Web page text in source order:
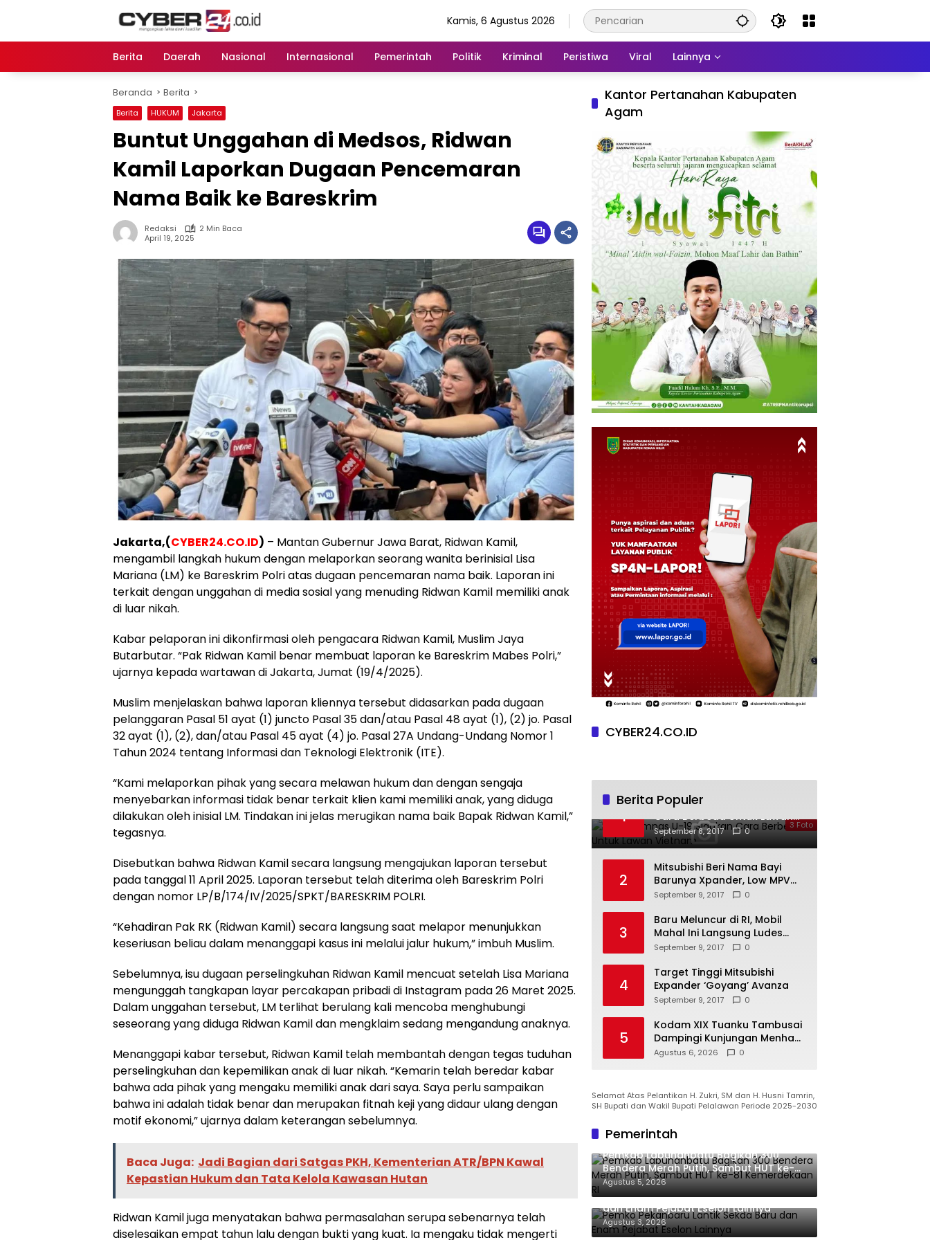
Kamis, 6 Agustus 2026
Berita Daerah Nasional Internasional Pemerintah Politik Kriminal Peristiwa Viral Lainnya
Beranda Berita
Berita HUKUM Jakarta
Buntut Unggahan di Medsos, Ridwan
Kamil Laporkan Dugaan Pencemaran
Nama Baik ke Bareskrim
Redaksi
2 Min Baca
April 19, 2025
Jakarta,(CYBER24.CO.ID) – Mantan Gubernur Jawa Barat, Ridwan Kamil,
mengambil langkah hukum dengan melaporkan seorang wanita berinisial Lisa
Mariana (LM) ke Bareskrim Polri atas dugaan pencemaran nama baik. Laporan ini
terkait dengan unggahan di media sosial yang menuding Ridwan Kamil memiliki anak
di luar nikah.
Kabar pelaporan ini dikonfirmasi oleh pengacara Ridwan Kamil, Muslim Jaya
Butarbutar. “Pak Ridwan Kamil benar membuat laporan ke Bareskrim Mabes Polri,”
ujarnya kepada wartawan di Jakarta, Jumat (19/4/2025).
Muslim menjelaskan bahwa laporan kliennya tersebut didasarkan pada dugaan
pelanggaran Pasal 51 ayat (1) juncto Pasal 35 dan/atau Pasal 48 ayat (1), (2) jo. Pasal
32 ayat (1), (2), dan/atau Pasal 45 ayat (4) jo. Pasal 27A Undang-Undang Nomor 1
Tahun 2024 tentang Informasi dan Teknologi Elektronik (ITE).
“Kami melaporkan pihak yang secara melawan hukum dan dengan sengaja
menyebarkan informasi tidak benar terkait klien kami memiliki anak, yang diduga
dilakukan oleh inisial LM. Tindakan ini jelas merugikan nama baik Bapak Ridwan Kamil,”
tegasnya.
Disebutkan bahwa Ridwan Kamil secara langsung mengajukan laporan tersebut
pada tanggal 11 April 2025. Laporan tersebut telah diterima oleh Bareskrim Polri
dengan nomor LP/B/174/IV/2025/SPKT/BARESKRIM POLRI.
“Kehadiran Pak RK (Ridwan Kamil) secara langsung saat melapor menunjukkan
keseriusan beliau dalam menanggapi kasus ini melalui jalur hukum,” imbuh Muslim.
Sebelumnya, isu dugaan perselingkuhan Ridwan Kamil mencuat setelah Lisa Mariana
mengunggah tangkapan layar percakapan pribadi di Instagram pada 26 Maret 2025.
Dalam unggahan tersebut, LM terlihat berulang kali mencoba menghubungi
seseorang yang diduga Ridwan Kamil dan mengklaim sedang mengandung anaknya.
Menanggapi kabar tersebut, Ridwan Kamil telah membantah dengan tegas tuduhan
perselingkuhan dan kepemilikan anak di luar nikah. “Kemarin telah beredar kabar
bahwa ada pihak yang mengaku memiliki anak dari saya. Saya perlu sampaikan
bahwa ini adalah tidak benar dan merupakan fitnah keji yang didaur ulang dengan
motif ekonomi,” ujarnya dalam keterangan sebelumnya.
Baca Juga: Jadi Bagian dari Satgas PKH, Kementerian ATR/BPN Kawal
Kepastian Hukum dan Tata Kelola Kawasan Hutan
Ridwan Kamil juga menyatakan bahwa permasalahan serupa sebenarnya telah
diselesaikan empat tahun lalu dengan bukti yang kuat. Ia mengaku tidak mengerti
Kantor Pertanahan Kabupaten
Agam
CYBER24.CO.ID
Berita Populer
3 Foto
1
Galeri Timnas U-19 Siapkan
Cara Berbeda Untuk Lawan
Vietnam
September 8, 2017 0
2
Mitsubishi Beri Nama Bayi
Barunya Xpander, Low MPV
Pesaing Avanza cs
September 9, 2017 0
3
Baru Meluncur di RI, Mobil
Mahal Ini Langsung Ludes
Terjual
September 9, 2017 0
4
Target Tinggi Mitsubishi
Expander ‘Goyang’ Avanza
September 9, 2017 0
5
Kodam XIX Tuanku Tambusai
Dampingi Kunjungan Menhan
RI ke Yonif TP 952/Imam
Agustus 6, 2026 0
Selamat Atas Pelantikan H. Zukri, SM dan H. Husni Tamrin,
SH Bupati dan Wakil Bupati Pelalawan Periode 2025-2030
Pemerintah
Pemkab Labuhanbatu Bagikan 300
Bendera Merah Putih, Sambut HUT ke-81
Kemerdekaan RI
Agustus 5, 2026
Pemko Pekanbaru Lantik Sekda Baru
dan Enam Pejabat Eselon Lainnya
Agustus 3, 2026